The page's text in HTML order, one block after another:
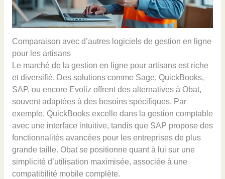
Comparaison avec d’autres logiciels de gestion en ligne
pour les artisans
Le marché de la gestion en ligne pour artisans est riche
et diversifié. Des solutions comme Sage, QuickBooks,
SAP, ou encore Evoliz offrent des alternatives à Obat,
souvent adaptées à des besoins spécifiques. Par
exemple, QuickBooks excelle dans la gestion comptable
avec une interface intuitive, tandis que SAP propose des
fonctionnalités avancées pour les entreprises de plus
grande taille. Obat se positionne quant à lui sur une
simplicité d’utilisation maximisée, associée à une
compatibilité mobile complète.